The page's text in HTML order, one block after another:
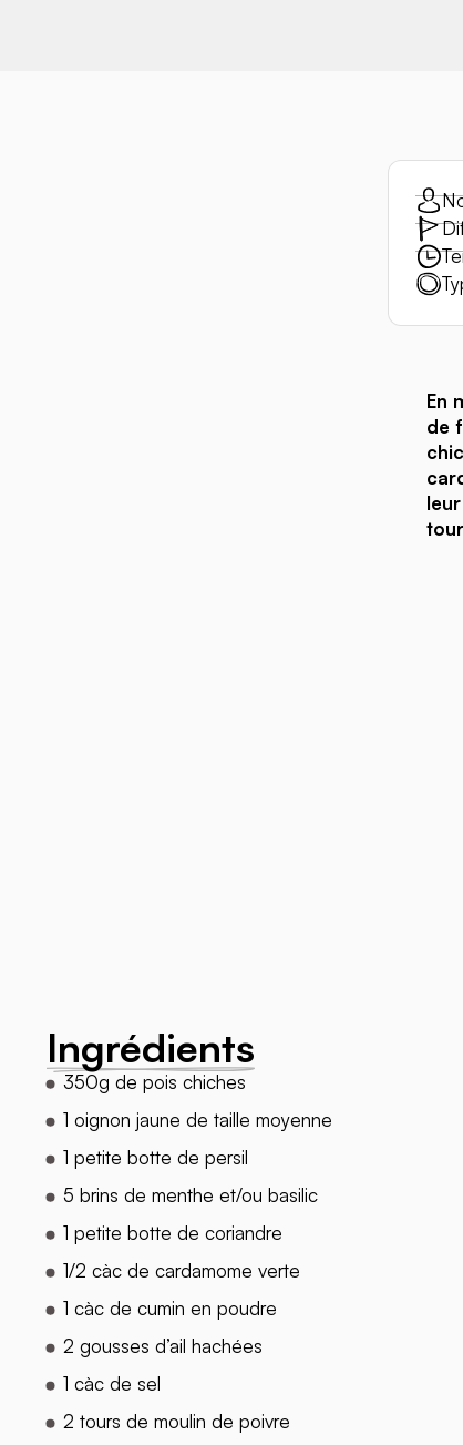
En
de
Ingrédients
350g de pois chiches
1 oignon jaune de taille moyenne
1 petite botte de persil
5 brins de menthe et/ou basilic
1 petite botte de coriandre
1/2 càc de cardamome verte
1 càc de cumin en poudre
2 gousses d’ail hachées
1 càc de sel
2 tours de moulin de poivre